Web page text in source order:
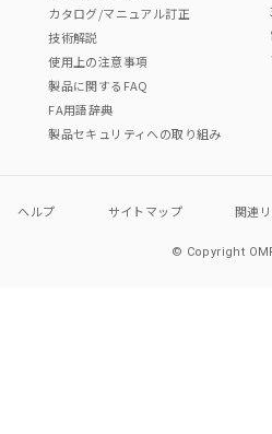
カタログ/マニュアル訂正
技術解説
使用上の注意事項
製品に関するFAQ
FA用語辞典
製品セキュリティへの取り組み
ヘルプ サイトマップ 関連
© Copyright